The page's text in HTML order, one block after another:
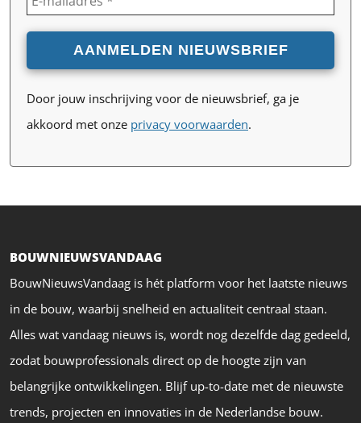
Door jouw inschrijving voor de nieuwsbrief, ga je
akkoord met onze privacy voorwaarden.
BOUWNIEUWSVANDAAG
BouwNieuwsVandaag is hét platform voor het laatste nieuws
in de bouw, waarbij snelheid en actualiteit centraal staan.
Alles wat vandaag nieuws is, wordt nog dezelfde dag gedeeld,
zodat bouwprofessionals direct op de hoogte zijn van
belangrijke ontwikkelingen. Blijf up-to-date met de nieuwste
trends, projecten en innovaties in de Nederlandse bouw.